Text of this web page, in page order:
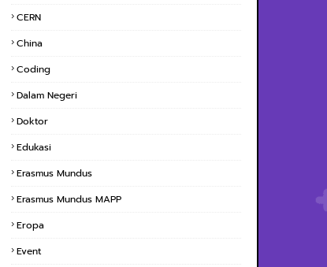
CERN
China
Coding
Dalam Negeri
Doktor
Edukasi
Erasmus Mundus
Erasmus Mundus MAPP
Eropa
Event